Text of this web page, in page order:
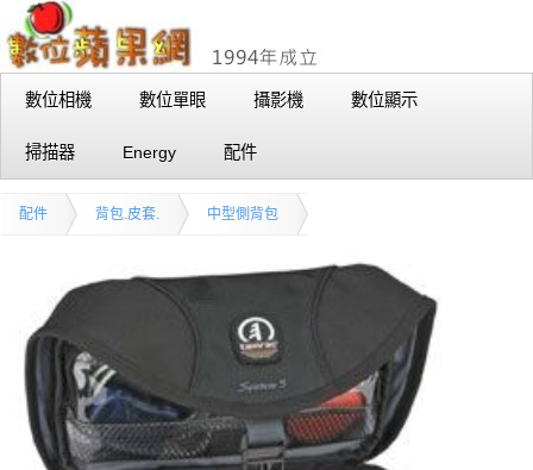
數位相機 數位單眼 攝影機 數位顯示
掃描器 Energy 配件
配件 背包.皮套. 中型側背包